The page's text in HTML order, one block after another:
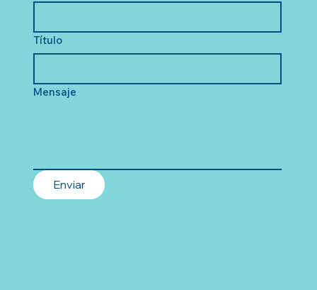
Título
Mensaje
Enviar